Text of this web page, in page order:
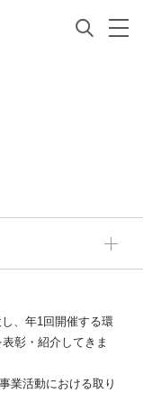
し、年1回開催する環
彰・紹介してきま
業活動における取り